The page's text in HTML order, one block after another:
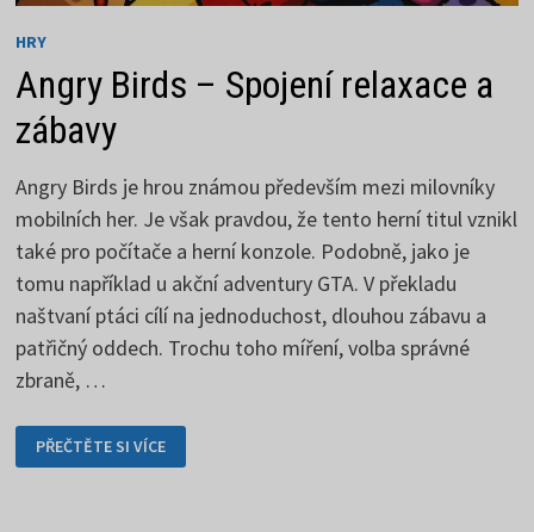
HRY
Angry Birds – Spojení relaxace a
zábavy
Angry Birds je hrou známou především mezi milovníky
mobilních her. Je však pravdou, že tento herní titul vznikl
také pro počítače a herní konzole. Podobně, jako je
tomu například u akční adventury GTA. V překladu
naštvaní ptáci cílí na jednoduchost, dlouhou zábavu a
patřičný oddech. Trochu toho míření, volba správné
zbraně, …
ANGRY
BIRDS
–
PŘEČTĚTE SI VÍCE